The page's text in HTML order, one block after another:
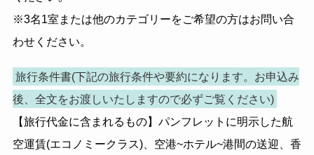
※3名1室または他のカテゴリーをご希望の方はお問い合
わせください。
旅行条件書(下記の旅行条件や要約になります。お申込み
後、全文をお渡しいたしますので必ずご覧ください)
【旅行代金に含まれるもの】パンフレットに明示した航
空運賃(エコノミークラス)、空港~ホテル~港間の送迎、香